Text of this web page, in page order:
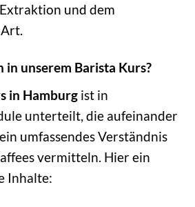
und dem
unserem Barista Kurs?
in Hamburg ist in
unterteilt, die aufeinander
umfassendes Verständnis
vermitteln. Hier ein
Inhalte: